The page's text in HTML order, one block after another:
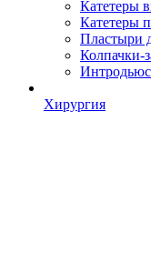
Катетеры
Катетеры
Пластыри
Колпачки-
Хирургия